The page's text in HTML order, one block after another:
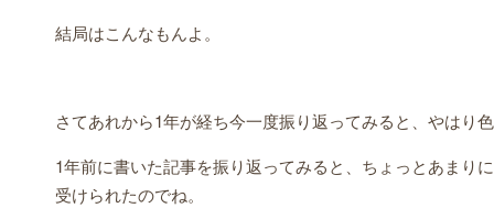
結局はこんなもんよ。
さてあれから1年が経ち今一度振り返ってみると、やはり
1年前に書いた記事を振り返ってみると、ちょっとあまり
受けられたのでね。